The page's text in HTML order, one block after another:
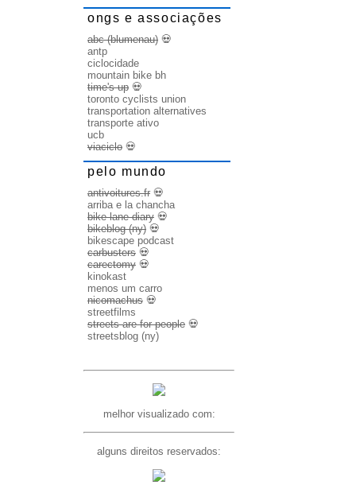
ongs e associações
abc (blumenau) 💀
antp
ciclocidade
mountain bike bh
time's up 💀
toronto cyclists union
transportation alternatives
transporte ativo
ucb
viaciclo 💀
pelo mundo
antivoitures.fr 💀
arriba e la chancha
bike lane diary 💀
bikeblog (ny) 💀
bikescape podcast
carbusters 💀
carectomy 💀
kinokast
menos um carro
nicomachus 💀
streetfilms
streets are for people 💀
streetsblog (ny)
melhor visualizado com:
alguns direitos reservados: